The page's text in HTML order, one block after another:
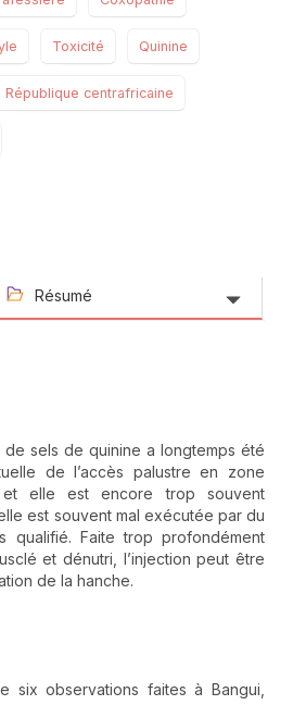
Toxicité Quinine
République centrafricaine
Résumé
de sels de quinine a longtemps été
de l’accès palustre en zone
et elle est encore trop souvent
est souvent mal exécutée par du
qualifié. Faite trop profondément
et dénutri, l’injection peut être
de la hanche.
six observations faites à Bangui,